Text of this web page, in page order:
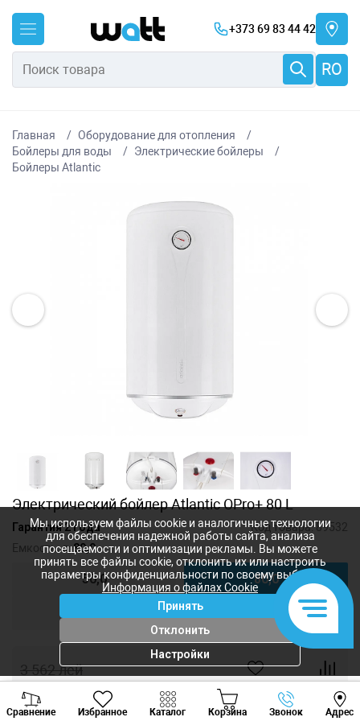
+373 69 83 44 42
RO
Главная
Оборудование для отопления
Бойлеры для воды
Электрические бойлеры
Бойлеры Atlantic
Электрический бойлер Atlantic OPro+ 80 L
Гарантия 2 года Код товара:89532
Емкость, л:80,0
50,0 80,0
3 562лей
3 180лей
Сравнение Избранное Каталог Корзина Звонок Адрес
Viber Whatsapp
Мы используем файлы cookie и аналогичные технологии
для обеспечения надежной работы сайта, анализа
посещаемости и оптимизации рекламы. Вы можете
принять все файлы cookie, отклонить их или настроить
параметры конфиденциальности по своему выбору.
Информация о файлах Cookie
Принять
Отклонить
Настройки